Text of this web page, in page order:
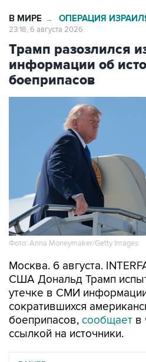
В МИРЕ → ОПЕРАЦИЯ
23:18, 6 августа 2026
Трамп разозлился
информации об
боеприпасов
Фото: Anna Moneymaker/Getty Images
Москва. 6 августа.
США Дональд Трамп
утечке в СМИ
сократившихся
боеприпасов, сообщает в
ссылкой на источники.